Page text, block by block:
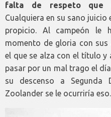
falta de respeto que
Cualquiera en su sano juicio
propicio. Al campeón le
momento de gloria con
el que se alza con el título
pasar por un mal trago el
su descenso a Segunda
Zoolander se le ocurriría eso.